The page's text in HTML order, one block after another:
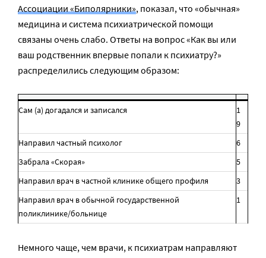
Ассоциации «Биполярники», показал, что «обычная»
медицина и система психиатрической помощи
связаны очень слабо. Ответы на вопрос «Как вы или
ваш родственник впервые попали к психиатру?»
распределились следующим образом:
Сам (а) догадался и записался
1
9
Направил частный психолог
6
Забрала «Скорая»
5
Направил врач в частной клинике общего профиля
3
Направил врач в обычной государственной
поликлинике/больнице
1
Немного чаще, чем врачи, к психиатрам направляют